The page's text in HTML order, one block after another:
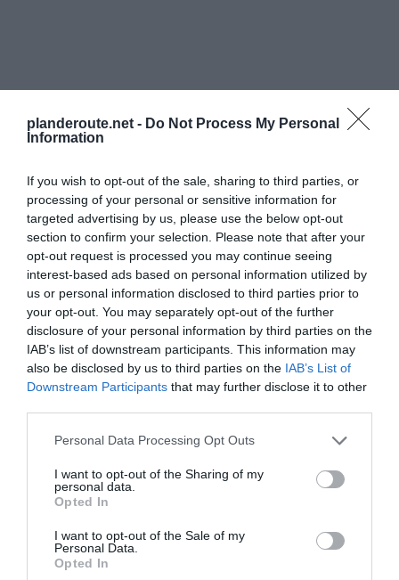
planderoute.net - Do Not Process My Personal
Information
If you wish to opt-out of the sale, sharing to third parties, or
processing of your personal or sensitive information for
targeted advertising by us, please use the below opt-out
section to confirm your selection. Please note that after your
opt-out request is processed you may continue seeing
interest-based ads based on personal information utilized by
us or personal information disclosed to third parties prior to
your opt-out. You may separately opt-out of the further
disclosure of your personal information by third parties on the
IAB’s list of downstream participants. This information may
also be disclosed by us to third parties on the IAB’s List of
Downstream Participants that may further disclose it to other
Personal Data Processing Opt Outs
I want to opt-out of the Sharing of my
personal data.
Opted In
I want to opt-out of the Sale of my
Personal Data.
Opted In
Agrandir le plan
Places à proximité de votre itinéraire (moins de 30)